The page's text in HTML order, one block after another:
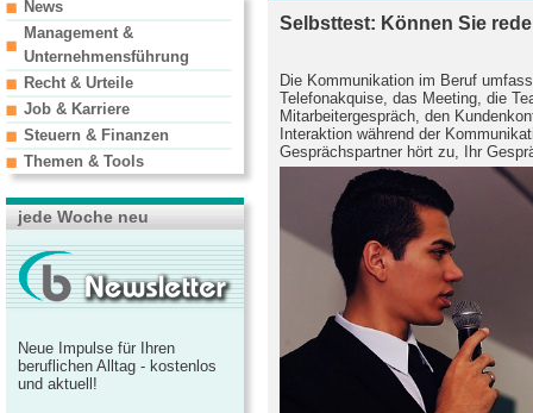
Selbsttest: Können Sie
Die Kommunikation im Beruf
Telefonakquise, das Meeting, die
Mitarbeitergespräch, den
Interaktion während der
Gesprächspartner hört zu, Ihr
News
Management &
Unternehmensführung
Recht & Urteile
Job & Karriere
Steuern & Finanzen
Themen & Tools
jede Woche neu
Neue Impulse für Ihren
beruflichen Alltag - kostenlos
und aktuell!